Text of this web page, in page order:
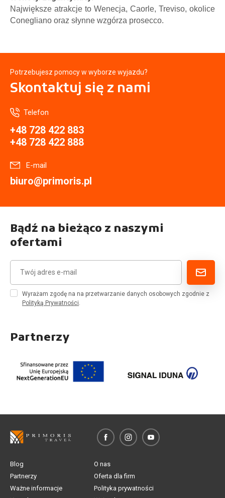
Największe atrakcje to Wenecja, Caorle, Treviso, okolice
Conegliano oraz słynne wzgórza prosecco.
Potrzebujesz pomocy w wyborze wyjazdu?
Skontaktuj się z nami
Telefon
+48 728 422 883
+48 728 422 888
E-mail
biuro@primoris.pl
Bądź na bieżąco z naszymi
ofertami
Wyrażam zgodę na na przetwarzanie danych osobowych zgodnie z
Polityką Prywatności.
Partnerzy
Blog
O nas
Partnerzy
Oferta dla firm
Ważne informacje
Polityka prywatności